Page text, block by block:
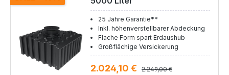
25 Jahre Garantie**
Inkl. höhenverstellbarer Abdeckung
Flache Form spart Erdaushub
Großflächige Versickerung
2.024,10 €
2.249,00 €